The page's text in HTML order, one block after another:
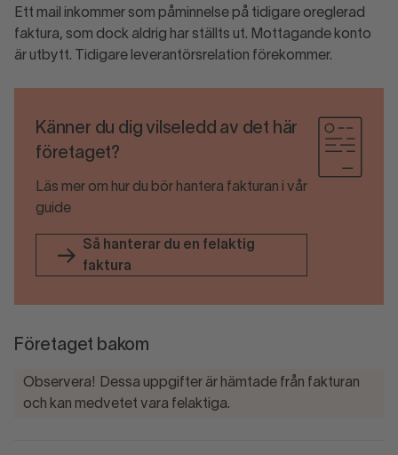
Ett mail inkommer som påminnelse på tidigare oreglerad
faktura, som dock aldrig har ställts ut. Mottagande konto
är utbytt. Tidigare leverantörsrelation förekommer.
Känner du dig vilseledd av det här
företaget?
Läs mer om hur du bör hantera fakturan i vår
guide
Så hanterar du en felaktig
faktura
Företaget bakom
Observera! Dessa uppgifter är hämtade från fakturan
och kan medvetet vara felaktiga.